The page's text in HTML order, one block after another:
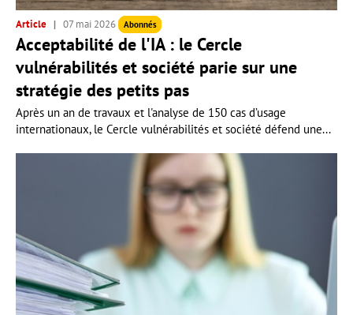
Article 07 mai 2026 Abonnés
Acceptabilité de l'IA : le Cercle
vulnérabilités et société parie sur une
stratégie des petits pas
Après un an de travaux et l'analyse de 150 cas d’usage
internationaux, le Cercle vulnérabilités et société défend une...